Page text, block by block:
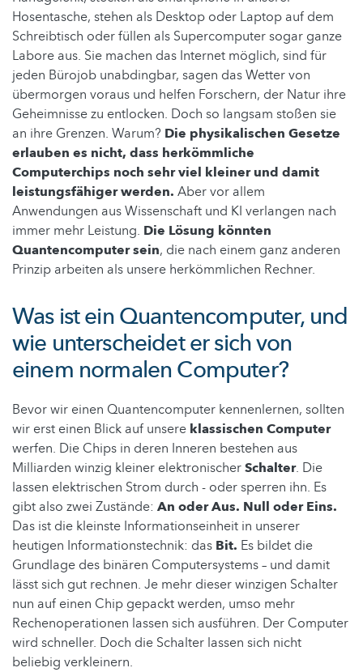
Hosentasche, stehen als Desktop oder Laptop auf dem
Schreibtisch oder füllen als Supercomputer sogar ganze
Labore aus. Sie machen das Internet möglich, sind für
jeden Bürojob unabdingbar, sagen das Wetter von
übermorgen voraus und helfen Forschern, der Natur ihre
Geheimnisse zu entlocken. Doch so langsam stoßen sie
an ihre Grenzen. Warum? Die physikalischen Gesetze
erlauben es nicht, dass herkömmliche
Computerchips noch sehr viel kleiner und damit
leistungsfähiger werden. Aber vor allem
Anwendungen aus Wissenschaft und KI verlangen nach
immer mehr Leistung. Die Lösung könnten
Quantencomputer sein, die nach einem ganz anderen
Prinzip arbeiten als unsere herkömmlichen Rechner.
Was ist ein Quantencomputer, und
wie unterscheidet er sich von
einem normalen Computer?
Bevor wir einen Quantencomputer kennenlernen, sollten
wir erst einen Blick auf unsere klassischen Computer
werfen. Die Chips in deren Inneren bestehen aus
Milliarden winzig kleiner elektronischerSchalter. Die
lassen elektrischen Strom durch - oder sperren ihn. Es
gibt also zwei Zustände: An oder Aus. Null oder Eins.
Das ist die kleinste Informationseinheit in unserer
heutigen Informationstechnik: das Bit. Es bildet die
Grundlage des binären Computersystems – und damit
lässt sich gut rechnen. Je mehr dieser winzigen Schalter
nun auf einen Chip gepackt werden, umso mehr
Rechenoperationen lassen sich ausführen. Der Computer
wird schneller. Doch die Schalter lassen sich nicht
beliebig verkleinern.